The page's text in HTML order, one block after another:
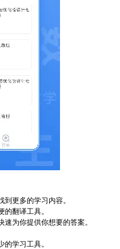
更多的学习内容。
翻译工具。
为你提供你想要的答案。
学习工具。